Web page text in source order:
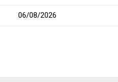
06/08/2026